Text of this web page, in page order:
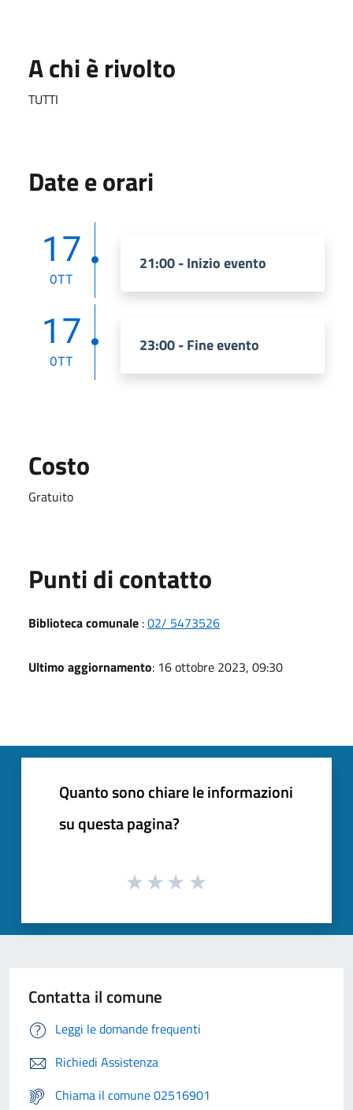
A chi è rivolto
TUTTI
Date e orari
17
OTT
21:00 - Inizio evento
17
OTT
23:00 - Fine evento
Costo
Gratuito
Punti di contatto
Biblioteca comunale :02/ 5473526
Ultimo aggiornamento: 16 ottobre 2023, 09:30
Quanto sono chiare le informazioni
su questa pagina?
Contatta il comune
Leggi le domande frequenti
Richiedi Assistenza
Chiama il comune 02516901